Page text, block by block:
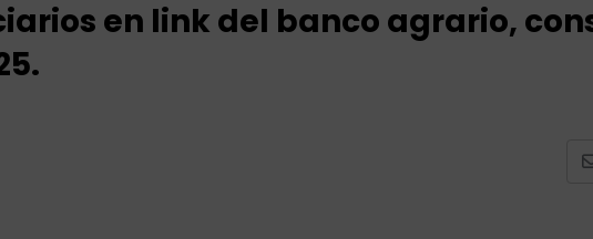
en link del banco agrario,